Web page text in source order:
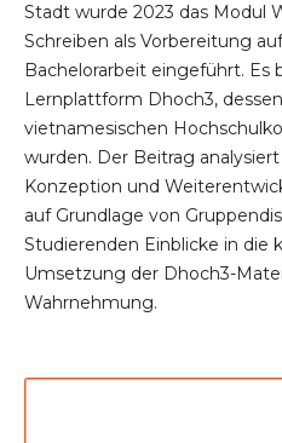
Stadt wurde 2023 das Modul
Schreiben als Vorbereitung
Bachelorarbeit eingeführt. Es
Lernplattform Dhoch3,
vietnamesischen
wurden. Der Beitrag
Konzeption und
auf Grundlage von
Studierenden Einblicke in die
Umsetzung der Dhoch3-
Wahrnehmung.